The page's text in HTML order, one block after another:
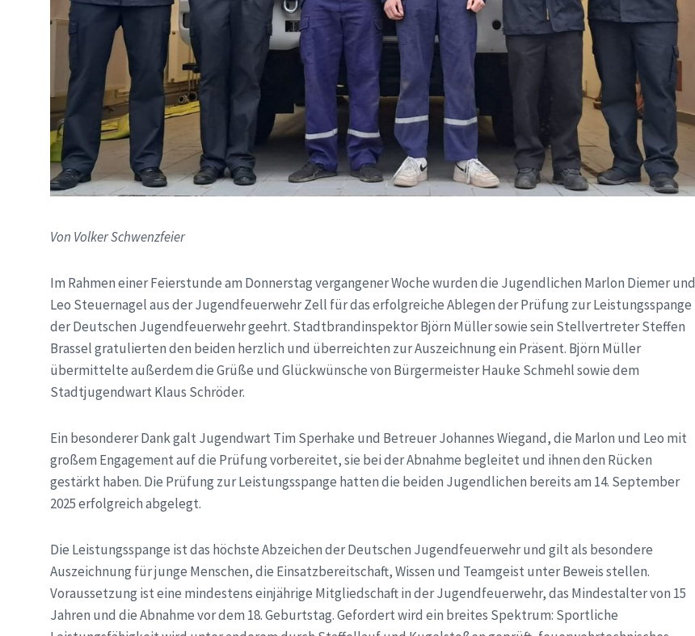
Von Volker Schwenzfeier
Im Rahmen einer Feierstunde am Donnerstag vergangener Woche wurden die Jugendlichen Marlon Diemer und
Leo Steuernagel aus der Jugendfeuerwehr Zell für das erfolgreiche Ablegen der Prüfung zur Leistungsspange
der Deutschen Jugendfeuerwehr geehrt. Stadtbrandinspektor Björn Müller sowie sein Stellvertreter Steffen
Brassel gratulierten den beiden herzlich und überreichten zur Auszeichnung ein Präsent. Björn Müller
übermittelte außerdem die Grüße und Glückwünsche von Bürgermeister Hauke Schmehl sowie dem
Stadtjugendwart Klaus Schröder.
Ein besonderer Dank galt Jugendwart Tim Sperhake und Betreuer Johannes Wiegand, die Marlon und Leo mit
großem Engagement auf die Prüfung vorbereitet, sie bei der Abnahme begleitet und ihnen den Rücken
gestärkt haben. Die Prüfung zur Leistungsspange hatten die beiden Jugendlichen bereits am 14. September
2025 erfolgreich abgelegt.
Die Leistungsspange ist das höchste Abzeichen der Deutschen Jugendfeuerwehr und gilt als besondere
Auszeichnung für junge Menschen, die Einsatzbereitschaft, Wissen und Teamgeist unter Beweis stellen.
Voraussetzung ist eine mindestens einjährige Mitgliedschaft in der Jugendfeuerwehr, das Mindestalter von 15
Jahren und die Abnahme vor dem 18. Geburtstag. Gefordert wird ein breites Spektrum: Sportliche